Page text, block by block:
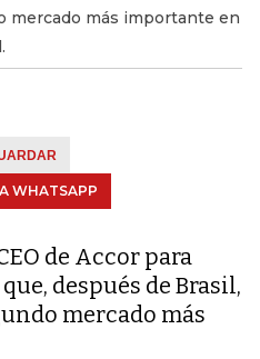
mercado más importante en
WHATSAPP
de Accor para
después de Brasil,
mercado más